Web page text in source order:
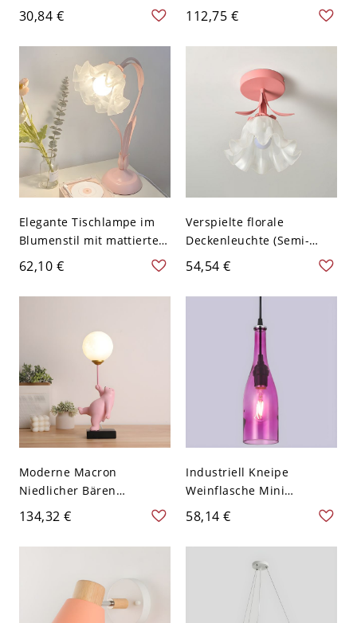
lackiertem Aluminium mit
Acrylschirm - Rosa 110V-
120V Weißlicht
30,84 €
Form LED-Deckenleuchten
für Schlafzimmer - Rosa
110V-120V 30,48 cm
112,75 €
Elegante Tischlampe im
Blumenstil mit mattiertem
Glasschirm und
Kippschalter - 110V-120V
Rosa
62,10 €
Verspielte florale
Deckenleuchte (Semi-
Flush) mit mattiertem
Glasblütenblatt-Schirm
für Flur und
Kinderzimmer - Rosa
54,54 €
Moderne Macron
Niedlicher Bären
Tischlampe Einzellicht
Globus Schatten
Schreibtischlampe für
mit Stecker Rosa Stehen
134,32 €
Industriell Kneipe
Weinflasche Mini
Pendelleuchte Rund
Baldachin Glasschirm 1-
Birne Pendellampe - 110V-
58,14 €